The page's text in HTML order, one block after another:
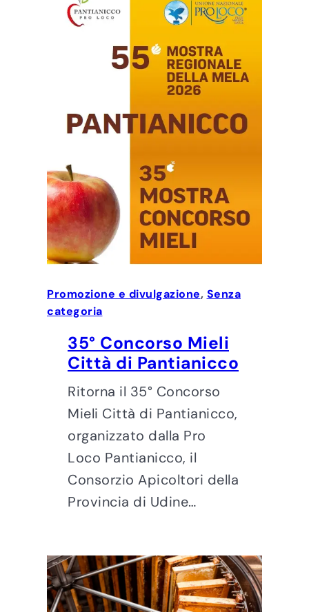
Promozione e divulgazione, Senza
categoria
35° Concorso Mieli
Città di Pantianicco
Ritorna il 35° Concorso
Mieli Città di Pantianicco,
organizzato dalla Pro
Loco Pantianicco, il
Consorzio Apicoltori della
Provincia di Udine…